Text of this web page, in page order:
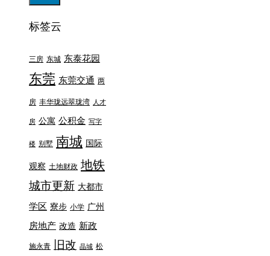
标签云
三房 东城 东泰花园
东莞 东莞交通 两
房 丰华珑远翠珑湾 人才
房 公寓 公积金 写字
楼 别墅 南城 国际
观察 土地财政 地铁
城市更新 大都市
学区 寮步 小学 广州
房地产 改造 新政
施永青 旧改 晶城 松